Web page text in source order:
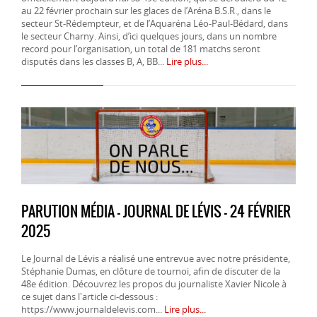
au 22 février prochain sur les glaces de l’Aréna B.S.R., dans le
secteur St-Rédempteur, et de l’Aquaréna Léo-Paul-Bédard, dans
le secteur Charny. Ainsi, d’ici quelques jours, dans un nombre
record pour l’organisation, un total de 181 matchs seront
disputés dans les classes B, A, BB... Lire plus...
PARUTION MÉDIA - JOURNAL DE LÉVIS - 24 FÉVRIER
2025
Le Journal de Lévis a réalisé une entrevue avec notre présidente,
Stéphanie Dumas, en clôture de tournoi, afin de discuter de la
48e édition. Découvrez les propos du journaliste Xavier Nicole à
ce sujet dans l'article ci-dessous :
https://www.journaldelevis.com... Lire plus...